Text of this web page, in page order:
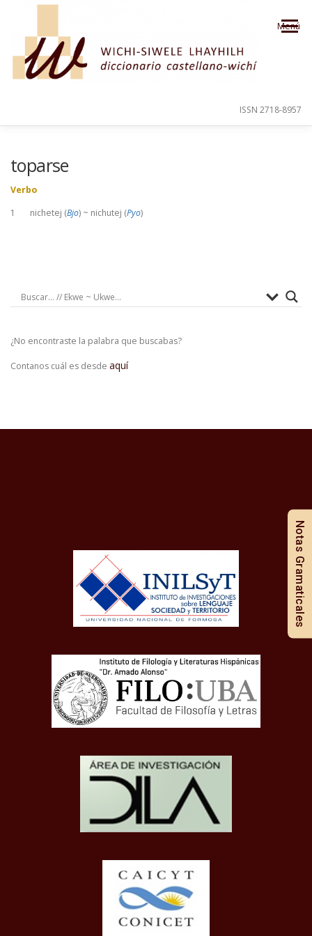
Saltar al contenido
Menú
ISSN 2718-8957
toparse
Verbo
1 nichetej (Bjo) ~ nichutej (Pyo)
¿No encontraste la palabra que buscabas?
Contanos cuál es desde aquí
Notas Gramaticales